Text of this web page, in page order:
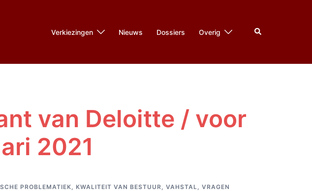
Verkiezingen Nieuws Dossiers Overig Zoeken
van Deloitte / voor
2021
PROBLEMATIEK, KWALITEIT VAN BESTUUR, VAHSTAL, VRAGEN